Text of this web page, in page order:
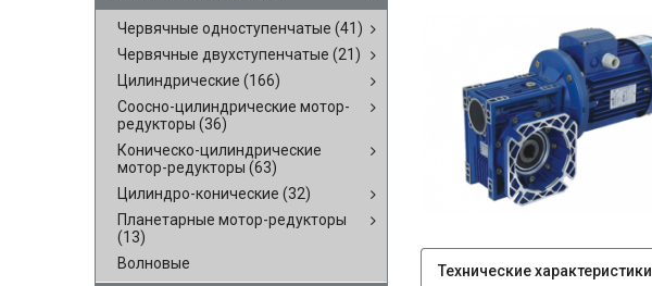
Червячные одноступенчатые (41)
Червячные двухступенчатые (21)
Цилиндрические (166)
Соосно-цилиндрические мотор-
редукторы (36)
Коническо-цилиндрические
мотор-редукторы (63)
Цилиндро-конические (32)
Планетарные мотор-редукторы
(13)
Волновые
Технические характеристики